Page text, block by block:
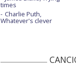
times
Charlie Puth,
Whatever's clever